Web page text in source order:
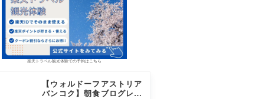
楽天トラベル観光体験での予約はこちら
【ウォルドーフアストリア
バンコク】朝食ブログレビ